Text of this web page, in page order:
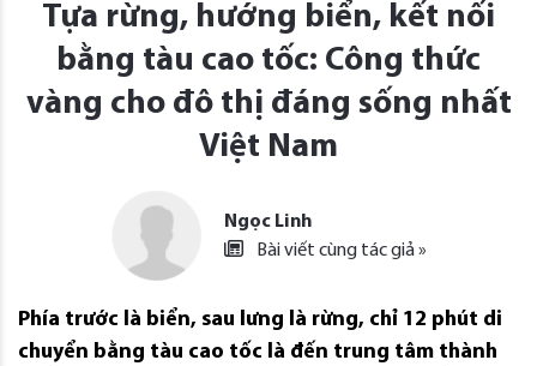
Tựa rừng, hướng biển, kết nối
bằng tàu cao tốc: Công thức
vàng cho đô thị đáng sống nhất
Việt Nam
Ngọc Linh
Bài viết cùng tác giả »
Phía trước là biển, sau lưng là rừng, chỉ 12 phút di
chuyển bằng tàu cao tốc là đến trung tâm thành